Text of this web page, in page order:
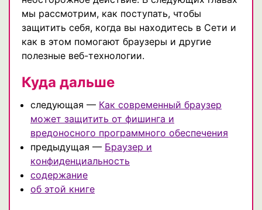
мы рассмотрим, как поступать, чтобы
защитить себя, когда вы находитесь в Сети и
как в этом помогают браузеры и другие
полезные веб-технологии.
Куда дальше
следующая — Как современный браузер
может защитить от фишинга и
вредоносного программного обеспечения
предыдущая — Браузер и
конфиденциальность
содержание
об этой книге